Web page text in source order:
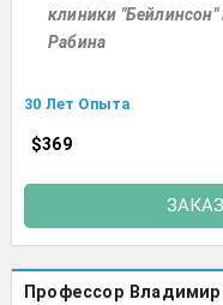
клиники
Рабина
30 Лет Опыта
$369
Профессор